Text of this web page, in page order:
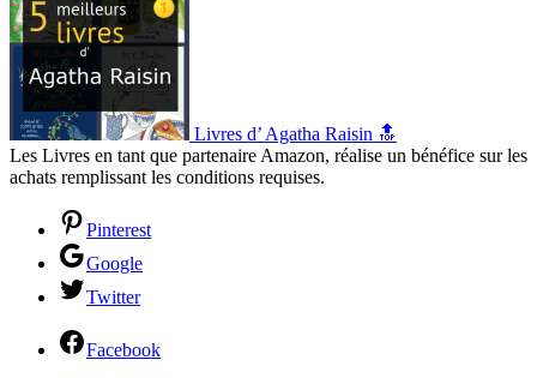
Livres d’ Agatha Raisin 🔝
Les Livres en tant que partenaire Amazon, réalise un bénéfice sur les
achats remplissant les conditions requises.
Pinterest
Google
Twitter
Facebook